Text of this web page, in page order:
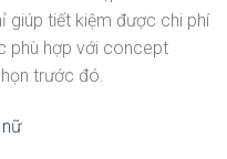
giúp tiết kiệm được chi phí
phù hợp với concept
trước đó.